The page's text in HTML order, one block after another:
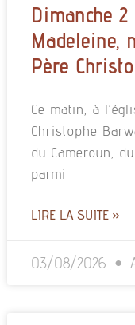
Dimanche
Madeleine,
Père
Ce matin, à
Christophe
du Cameroun,
parmi
LIRE LA SUITE »
03/08/2026